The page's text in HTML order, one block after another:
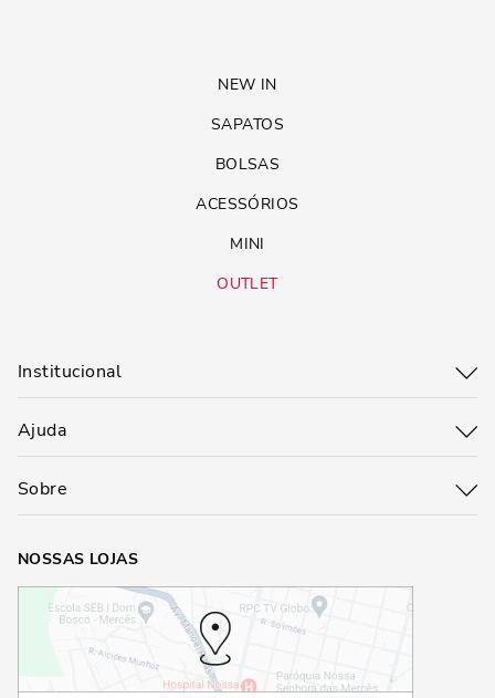
NEW IN
SAPATOS
BOLSAS
ACESSÓRIOS
MINI
OUTLET
Institucional
Ajuda
Sobre
NOSSAS LOJAS